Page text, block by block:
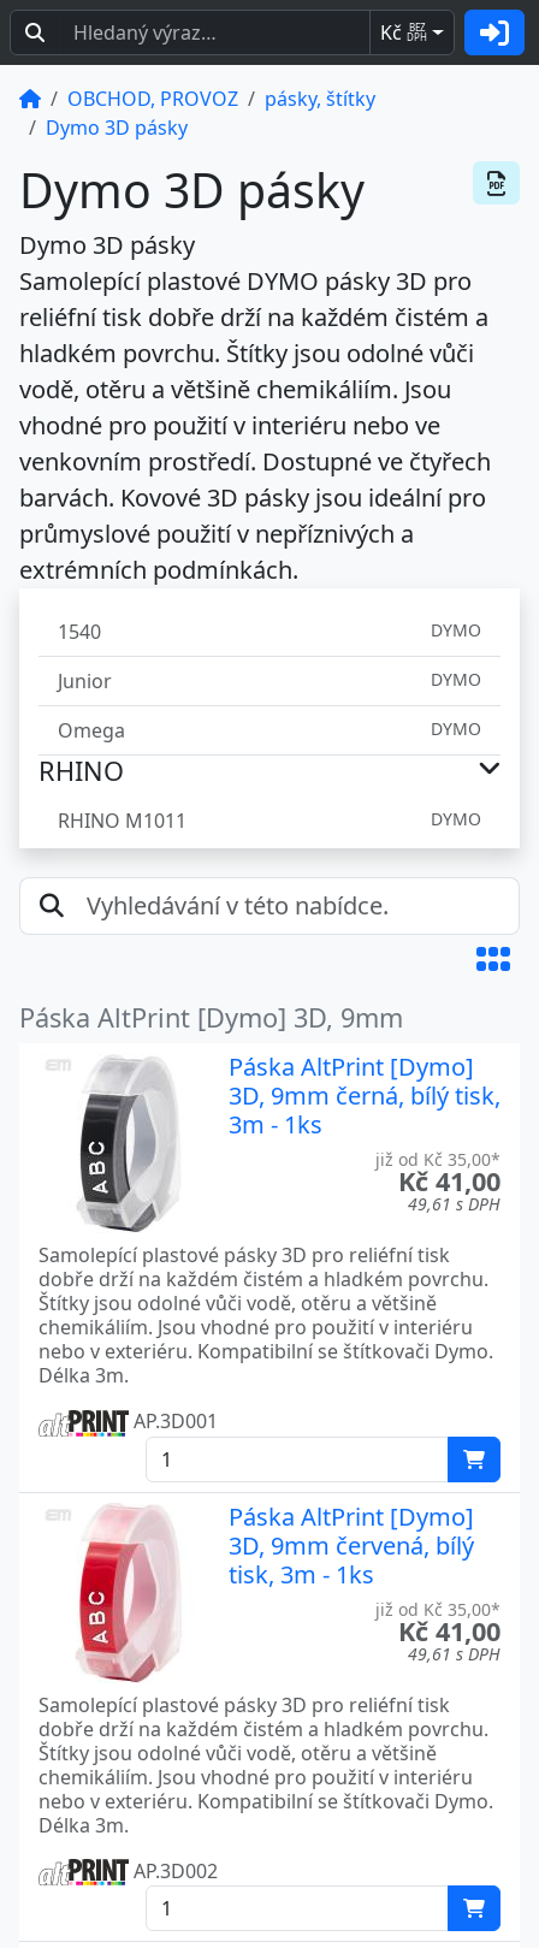
Kč BEZ
DPH
OBCHOD, PROVOZ
pásky, štítky
Dymo 3D pásky
Dymo 3D pásky
Dymo 3D pásky
Samolepící plastové DYMO pásky 3D pro
reliéfní tisk dobře drží na každém čistém a
hladkém povrchu. Štítky jsou odolné vůči
vodě, otěru a většině chemikáliím. Jsou
vhodné pro použití v interiéru nebo ve
venkovním prostředí. Dostupné ve čtyřech
barvách. Kovové 3D pásky jsou ideální pro
průmyslové použití v nepříznivých a
extrémních podmínkách.
1540 DYMO
Junior DYMO
Omega DYMO
RHINO
RHINO M1011 DYMO
Páska AltPrint [Dymo] 3D, 9mm
Páska AltPrint [Dymo]
3D, 9mm černá, bílý tisk,
3m - 1ks
již od Kč 35,00*
Kč 41,00
49,61 s DPH
Samolepící plastové pásky 3D pro reliéfní tisk
dobře drží na každém čistém a hladkém povrchu.
Štítky jsou odolné vůči vodě, otěru a většině
chemikáliím. Jsou vhodné pro použití v interiéru
nebo v exteriéru. Kompatibilní se štítkovači Dymo.
Délka 3m.
AP.3D001
Páska AltPrint [Dymo]
3D, 9mm červená, bílý
tisk, 3m - 1ks
již od Kč 35,00*
Kč 41,00
49,61 s DPH
Samolepící plastové pásky 3D pro reliéfní tisk
dobře drží na každém čistém a hladkém povrchu.
Štítky jsou odolné vůči vodě, otěru a většině
chemikáliím. Jsou vhodné pro použití v interiéru
nebo v exteriéru. Kompatibilní se štítkovači Dymo.
Délka 3m.
AP.3D002